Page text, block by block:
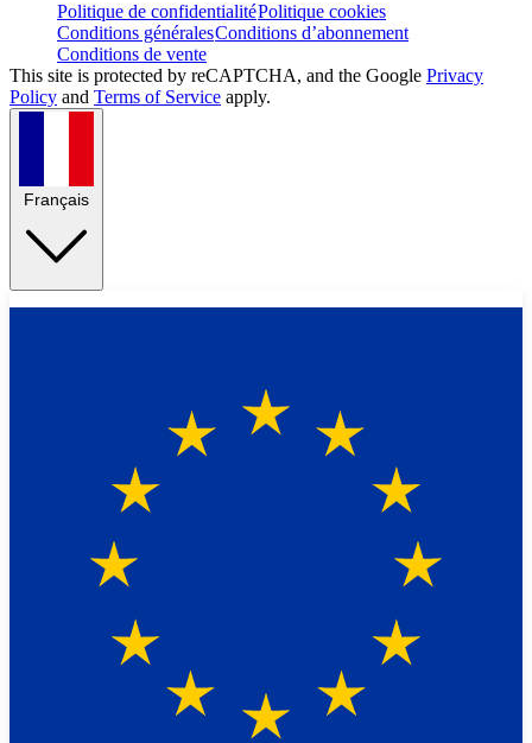
Politique de confidentialitéPolitique cookies
Conditions généralesConditions d’abonnement
Conditions de vente
This site is protected by reCAPTCHA, and the Google Privacy
Policy and Terms of Service apply.
Français